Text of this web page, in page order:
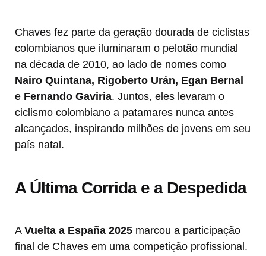
Chaves fez parte da geração dourada de ciclistas
colombianos que iluminaram o pelotão mundial
na década de 2010, ao lado de nomes como
Nairo Quintana, Rigoberto Urán, Egan Bernal
e Fernando Gaviria. Juntos, eles levaram o
ciclismo colombiano a patamares nunca antes
alcançados, inspirando milhões de jovens em seu
país natal.
A Última Corrida e a Despedida
A Vuelta a España 2025 marcou a participação
final de Chaves em uma competição profissional.